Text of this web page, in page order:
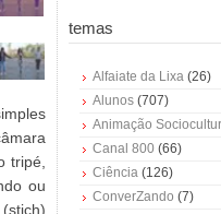
tripé,
ou
temas
Alfaiate da Lixa (26)
Alunos (707)
Animação
Canal 800 (66)
Ciência (126)
ConverZando (7)